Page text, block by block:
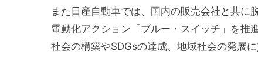
また日産自動車では、国内の販売会社と共に
電動化アクション「ブルー・スイッチ」を推
社会の構築やSDGsの達成、地域社会の発展